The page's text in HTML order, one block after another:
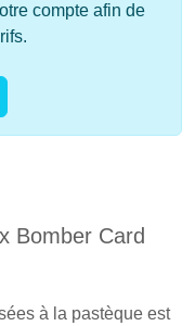
compte afin de
Bomber Card
à la pastèque est